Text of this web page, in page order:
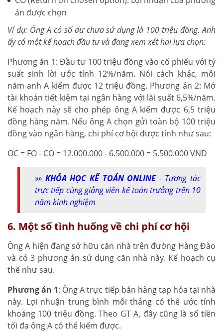
án được chọn
Ví dụ: Ông A có số dư chưa sử dụng là 100 triệu đồng. Anh
ấy có một kế hoạch đầu tư và đang xem xét hai lựa chọn:
Phương án 1: Đầu tư 100 triệu đồng vào cổ phiếu với tỷ
suất sinh lời ước tính 12%/năm. Nói cách khác, mỗi
năm anh A kiếm được 12 triệu đồng. Phương án 2: Mở
tài khoản tiết kiệm tại ngân hàng với lãi suất 6,5%/năm.
Kế hoạch này sẽ cho phép ông A kiếm được 6,5 triệu
đồng hàng năm. Nếu ông A chọn gửi toàn bộ 100 triệu
đồng vào ngân hàng, chi phí cơ hội được tính như sau:
OC = FO - CO = 12.000.000 - 6.500.000 = 5.500.000 VND
»» KHÓA HỌC KẾ TOÁN ONLINE- Tương tác
trực tiếp cùng giảng viên kế toán trưởng trên 10
năm kinh nghiệm
6. Một số tình huống về chi phí cơ hội
Ông A hiện đang sở hữu căn nhà trên đường Hàng Đào
và có 3 phương án sử dụng căn nhà này. Kế hoạch cụ
thể như sau.
Phương án 1: Ông A trực tiếp bán hàng tạp hóa tại nhà
này. Lợi nhuận trung bình mỗi tháng có thể ước tính
khoảng 100 triệu đồng. Theo GT A, đây cũng là số tiền
tối đa ông A có thể kiếm được.